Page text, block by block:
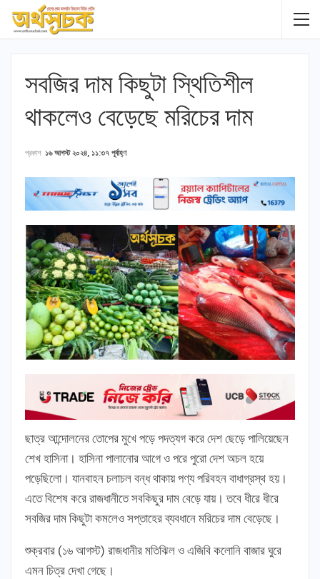
সবজির দাম কিছুটা স্থিতিশীল
থাকলেও বেড়েছে মরিচের দাম
প্রকাশ ১৬ আগস্ট ২০২৪, ১১:৩৭ পূর্বাহ্ণ
ছাত্র আন্দোলনের তোপের মুখে পড়ে পদত্যগ করে দেশ ছেড়ে পালিয়েছেন
শেখ হাসিনা। হাসিনা পালানোর আগে ও পরে পুরো দেশ অচল হয়ে
পড়েছিলো। যানবাহন চলাচল বন্ধ থাকায় পণ্য পরিবহন বাধাগ্রস্থ হয়।
এতে বিশেষ করে রাজধানীতে সবকিছুর দাম বেড়ে যায়। তবে ধীরে ধীরে
সবজির দাম কিছুটা কমলেও সপ্তাহের ব্যবধানে মরিচের দাম বেড়েছে।
শুক্রবার (১৬ আগস্ট) রাজধানীর মতিঝিল ও এজিবি কলোনি বাজার ঘুরে
এমন চিত্র দেখা গেছে।